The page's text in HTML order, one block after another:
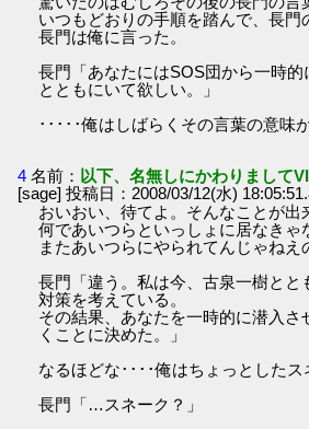
いつもどおりの手順を踏んで、長門
長門は俺に言った。
長門「あなたにはSOS団から一時的
とともにいて欲しい。」
･････俺はしばらくその言葉の意味
4 名前： 以下、名無しにかわりまして
[sage] 投稿日：2008/03/12(水)
おいおい、待てよ。そんなことが出
何であいつらといっしょに居なきゃ
またあいつらにやられてんじゃねえ
長門「違う。私は今、古泉一樹とと
対策を考えている。
その結果、あなたを一時的に潜入さ
くことに決めた。」
なるほどな････俺はちょっとしたス
長門「…スネーク？」